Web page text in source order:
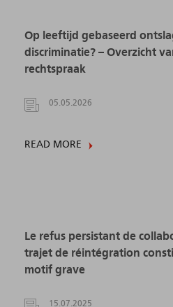
Op leeftijd gebaseerd
discriminatie? – Overzicht
rechtspraak
05.05.2026
READ MORE
Le refus persistant de
trajet de réintégration
motif grave
15.07.2025